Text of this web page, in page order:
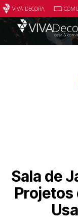
VIVA DECORA
Sala de
Projetos